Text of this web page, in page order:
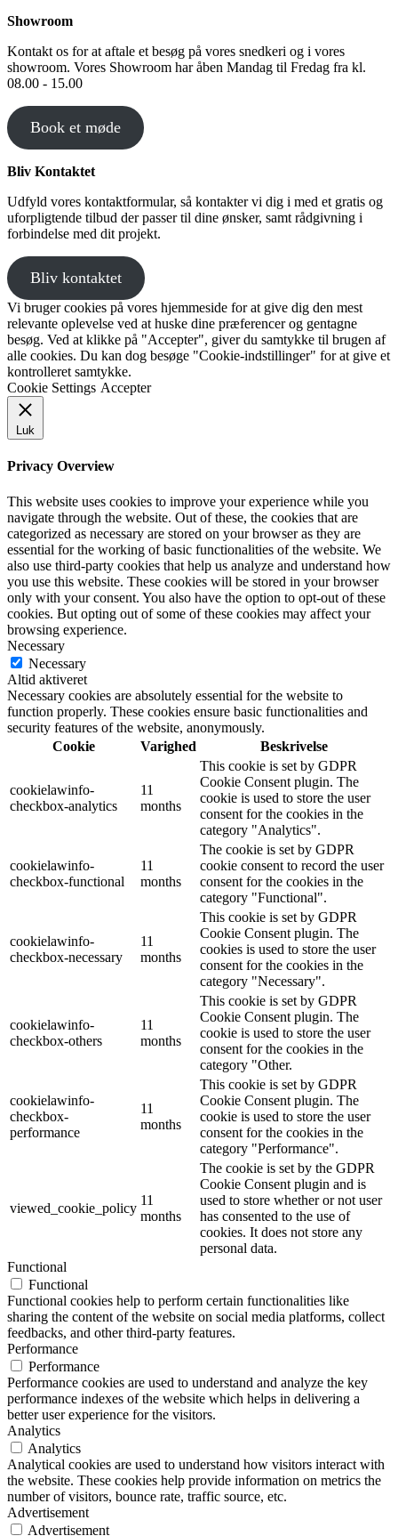
Showroom
Kontakt os for at aftale et besøg på vores snedkeri og i vores
showroom. Vores Showroom har åben Mandag til Fredag fra kl.
08.00 - 15.00
Book et møde
Bliv Kontaktet
Udfyld vores kontaktformular, så kontakter vi dig i med et gratis og
uforpligtende tilbud der passer til dine ønsker, samt rådgivning i
forbindelse med dit projekt.
Bliv kontaktet
Vi bruger cookies på vores hjemmeside for at give dig den mest
relevante oplevelse ved at huske dine præferencer og gentagne
besøg. Ved at klikke på "Accepter", giver du samtykke til brugen af ​​
alle cookies. Du kan dog besøge "Cookie-indstillinger" for at give et
kontrolleret samtykke.
Cookie Settings Accepter
Luk
Privacy Overview
This website uses cookies to improve your experience while you
navigate through the website. Out of these, the cookies that are
categorized as necessary are stored on your browser as they are
essential for the working of basic functionalities of the website. We
also use third-party cookies that help us analyze and understand how
you use this website. These cookies will be stored in your browser
only with your consent. You also have the option to opt-out of these
cookies. But opting out of some of these cookies may affect your
browsing experience.
Necessary
Necessary
Altid aktiveret
Necessary cookies are absolutely essential for the website to
function properly. These cookies ensure basic functionalities and
security features of the website, anonymously.
Cookie
Varighed Beskrivelse
cookielawinfo-
checkbox-analytics
11
months
This cookie is set by GDPR
Cookie Consent plugin. The
cookie is used to store the user
consent for the cookies in the
category "Analytics".
cookielawinfo-
checkbox-functional
11
months
The cookie is set by GDPR
cookie consent to record the user
consent for the cookies in the
category "Functional".
cookielawinfo-
checkbox-necessary
11
months
This cookie is set by GDPR
Cookie Consent plugin. The
cookies is used to store the user
consent for the cookies in the
category "Necessary".
cookielawinfo-
checkbox-others
11
months
This cookie is set by GDPR
Cookie Consent plugin. The
cookie is used to store the user
consent for the cookies in the
category "Other.
cookielawinfo-
checkbox-
performance
11
months
This cookie is set by GDPR
Cookie Consent plugin. The
cookie is used to store the user
consent for the cookies in the
category "Performance".
viewed_cookie_policy
11
months
The cookie is set by the GDPR
Cookie Consent plugin and is
used to store whether or not user
has consented to the use of
cookies. It does not store any
personal data.
Functional
Functional
Functional cookies help to perform certain functionalities like
sharing the content of the website on social media platforms, collect
feedbacks, and other third-party features.
Performance
Performance
Performance cookies are used to understand and analyze the key
performance indexes of the website which helps in delivering a
better user experience for the visitors.
Analytics
Analytics
Analytical cookies are used to understand how visitors interact with
the website. These cookies help provide information on metrics the
number of visitors, bounce rate, traffic source, etc.
Advertisement
Advertisement